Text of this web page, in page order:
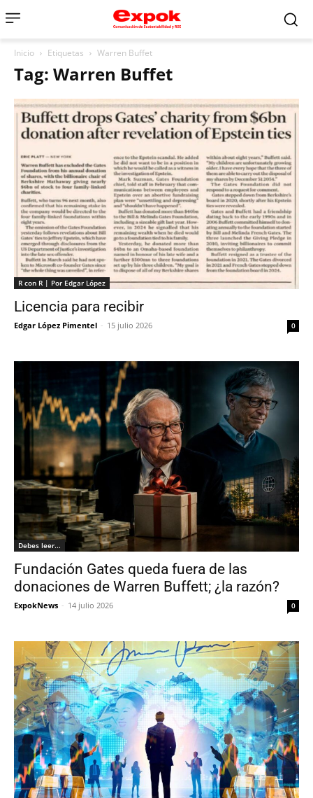
Inicio Etiquetas Warren Buffet
Tag: Warren Buffet
R con R | Por Edgar López
Licencia para recibir
Edgar López Pimentel - 15 julio 2026 0
Debes leer...
Fundación Gates queda fuera de las
donaciones de Warren Buffett; ¿la razón?
ExpokNews - 14 julio 2026 0